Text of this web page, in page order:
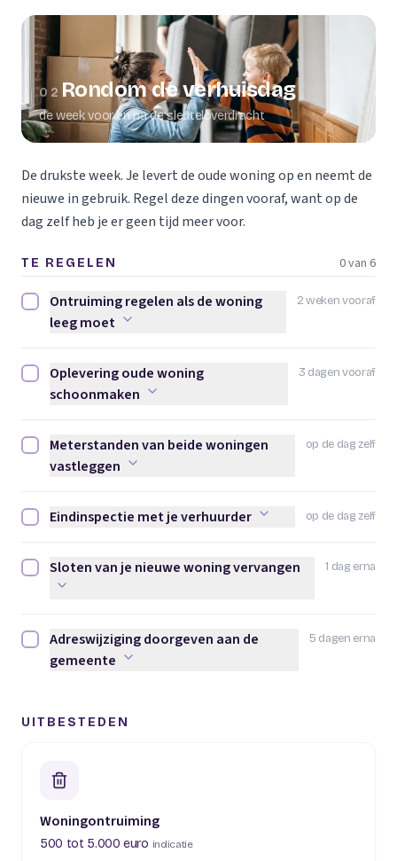
02 Rondom de verhuisdag
de week voor en na de sleuteloverdracht
De drukste week. Je levert de oude woning op en neemt de
nieuwe in gebruik. Regel deze dingen vooraf, want op de
dag zelf heb je er geen tijd meer voor.
TE REGELEN 0 van 6
2 weken vooraf
Ontruiming regelen als de woning leeg moet afvinken
Ontruiming regelen als de woning
leeg moet
3 dagen vooraf
Oplevering oude woning schoonmaken afvinken
Oplevering oude woning
schoonmaken
op de dag zelf
Meterstanden van beide woningen vastleggen afvinken
Meterstanden van beide woningen
vastleggen
op de dag zelf
Eindinspectie met je verhuurder afvinken
Eindinspectie met je verhuurder
1 dag erna
Sloten van je nieuwe woning vervangen afvinken
Sloten van je nieuwe woning vervangen
5 dagen erna
Adreswijziging doorgeven aan de gemeente afvinken
Adreswijziging doorgeven aan de
gemeente
UITBESTEDEN
Woningontruiming
500 tot 5.000 euro indicatie